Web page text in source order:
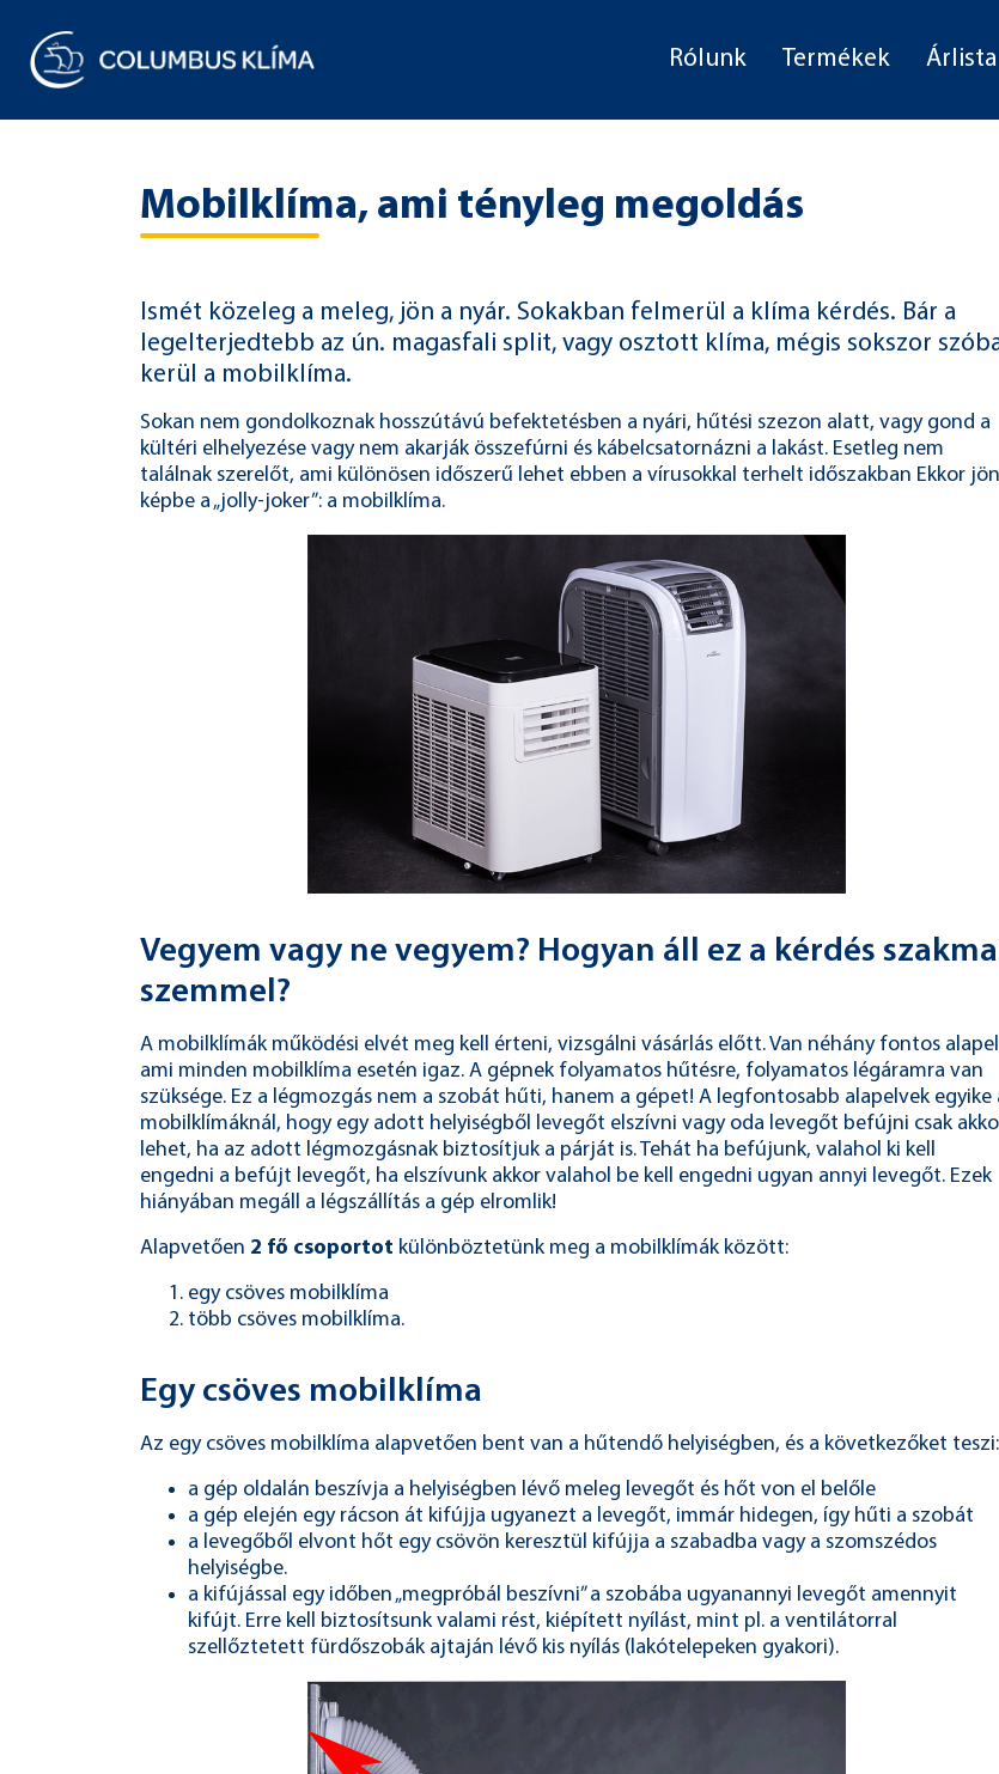
Rólunk Termékek Árlista
Mobilklíma, ami tényleg megoldás
Ismét közeleg a meleg, jön a nyár. Sokakban felmerül a klíma kérdés. Bár a
legelterjedtebb az ún. magasfali split, vagy osztott klíma, mégis sokszor
kerül a mobilklíma.
Sokan nem gondolkoznak hosszútávú befektetésben a nyári, hűtési szezon alatt, vagy gond a
kültéri elhelyezése vagy nem akarják összefúrni és kábelcsatornázni a lakást. Esetleg nem
találnak szerelőt, ami különösen időszerű lehet ebben a vírusokkal terhelt időszakban Ekkor jön
képbe a „jolly-joker”: a mobilklíma.
Vegyem vagy ne vegyem? Hogyan áll ez a kérdés
szemmel?
A mobilklímák működési elvét meg kell érteni, vizsgálni vásárlás előtt. Van néhány fontos
ami minden mobilklíma esetén igaz. A gépnek folyamatos hűtésre, folyamatos légáramra van
szüksége. Ez a légmozgás nem a szobát hűti, hanem a gépet! A legfontosabb alapelvek egyike
mobilklímáknál, hogy egy adott helyiségből levegőt elszívni vagy oda levegőt befújni csak
lehet, ha az adott légmozgásnak biztosítjuk a párját is. Tehát ha befújunk, valahol ki kell
engedni a befújt levegőt, ha elszívunk akkor valahol be kell engedni ugyan annyi levegőt. Ezek
hiányában megáll a légszállítás a gép elromlik!
Alapvetően 2 fő csoportot különböztetünk meg a mobilklímák között:
egy csöves mobilklíma
több csöves mobilklíma.
Egy csöves mobilklíma
Az egy csöves mobilklíma alapvetően bent van a hűtendő helyiségben, és a következőket teszi:
a gép oldalán beszívja a helyiségben lévő meleg levegőt és hőt von el belőle
a gép elején egy rácson át kifújja ugyanezt a levegőt, immár hidegen, így hűti a szobát
a levegőből elvont hőt egy csövön keresztül kifújja a szabadba vagy a szomszédos
helyiségbe.
a kifújással egy időben „megpróbál beszívni” a szobába ugyanannyi levegőt amennyit
kifújt. Erre kell biztosítsunk valami rést, kiépített nyílást, mint pl. a ventilátorral
szellőztetett fürdőszobák ajtaján lévő kis nyílás (lakótelepeken gyakori).